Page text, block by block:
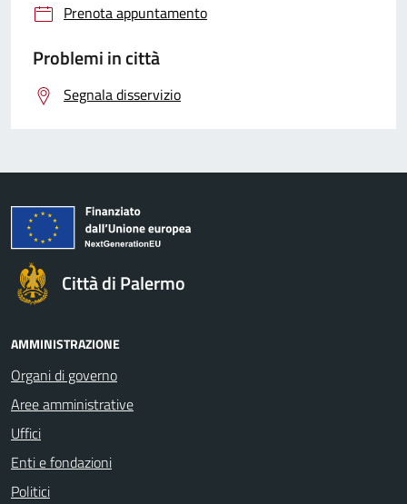
Prenota appuntamento
Problemi in città
Segnala disservizio
Città di Palermo
AMMINISTRAZIONE
Organi di governo
Aree amministrative
Uffici
Enti e fondazioni
Politici